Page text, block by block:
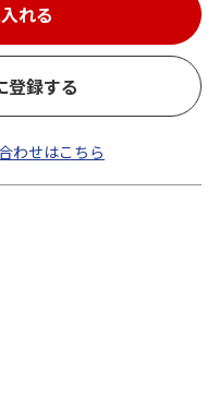
れる
登録する
わせはこちら